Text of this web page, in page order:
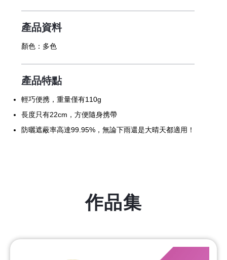
產品資料
顏色： 多色
產品特點
輕巧便携，重量僅有110g
長度只有22cm，方便隨身携帶
防曬遮蔽率高達99.95%，無論下雨還是大晴天都適用！
作品集